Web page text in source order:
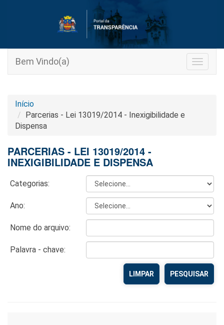
Toggle
Bem Vindo(a)
Início
Parcerias - Lei 13019/2014 - Inexigibilidade e
Dispensa
PARCERIAS - LEI 13019/2014 -
INEXIGIBILIDADE E DISPENSA
Categorias:
Ano:
Nome do arquivo:
Palavra - chave:
LIMPAR